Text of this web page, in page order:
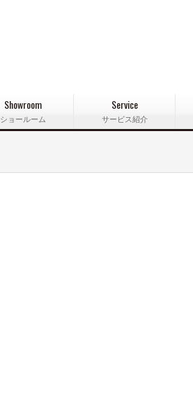
Showroom
ショールーム
Service
サービス紹介